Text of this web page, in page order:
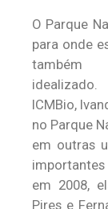
O Parque
para onde
ICMBio,
no Parque
em outras
em 2008,
Pires e